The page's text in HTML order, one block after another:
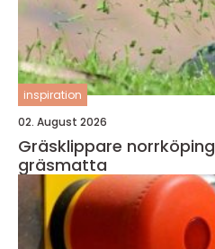
inspiration
02. August 2026
Gräsklippare norrköping rätt maskin, bättre
gräsmatta